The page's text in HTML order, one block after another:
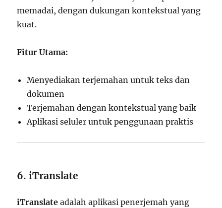
memadai, dengan dukungan kontekstual yang
kuat.
Fitur Utama:
Menyediakan terjemahan untuk teks dan
dokumen
Terjemahan dengan kontekstual yang baik
Aplikasi seluler untuk penggunaan praktis
6. iTranslate
iTranslate adalah aplikasi penerjemah yang